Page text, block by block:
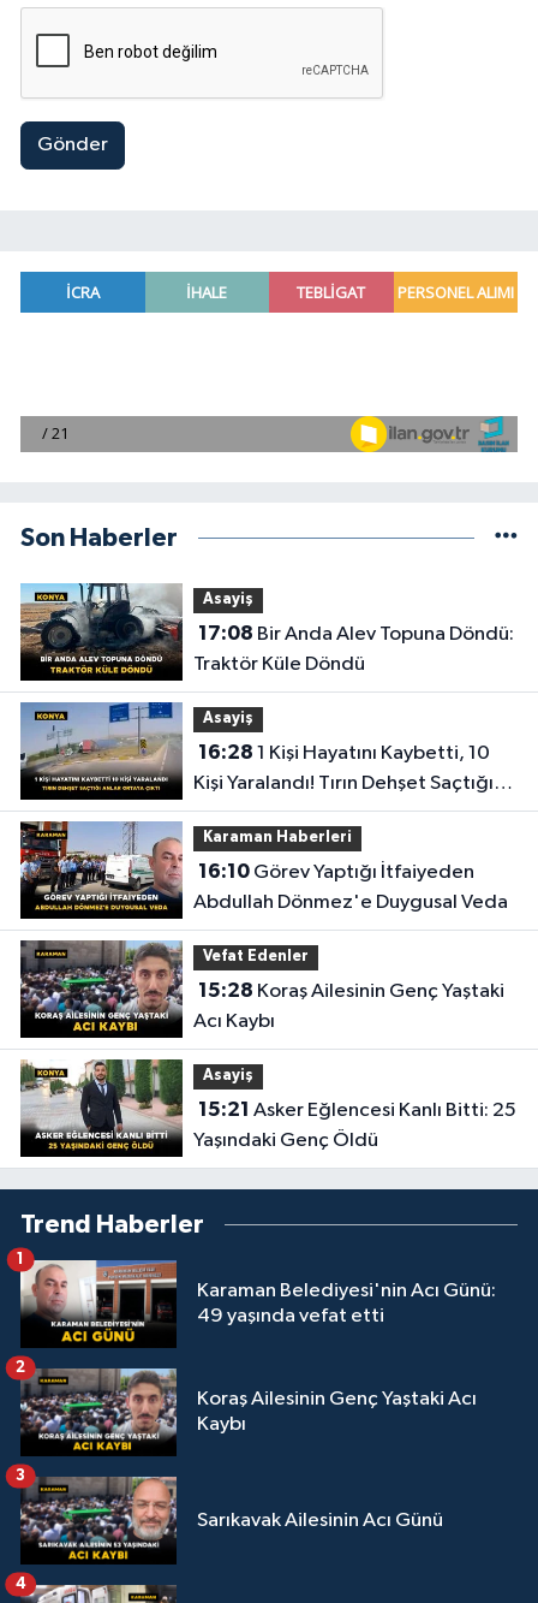
Gönder
Son Haberler
Asayiş
17:08
Traktör Küle Döndü
Asayiş
16:28
Kişi Yaralandı! Tırın Dehşet Saçtığı
Anlar Ortaya Çıktı
Karaman Haberleri
16:10Görev Yaptığı İtfaiyeden
Abdullah Dönmez'e Duygusal Veda
Vefat Edenler
15:28
Acı Kaybı
Asayiş
15:21
Yaşındaki Genç Öldü
Trend Haberler
Karaman Belediyesi'nin Acı Günü:
49 yaşında vefat etti
1
Koraş Ailesinin Genç Yaştaki Acı
Kaybı
2
Sarıkavak Ailesinin Acı Günü
3
4